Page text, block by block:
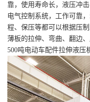
靠，使用寿命长，液压冲
电气控制系统，工作可靠
程、保压等都可以根据压
薄板的拉伸、弯曲、翻边、
500吨电动车配件拉伸液压